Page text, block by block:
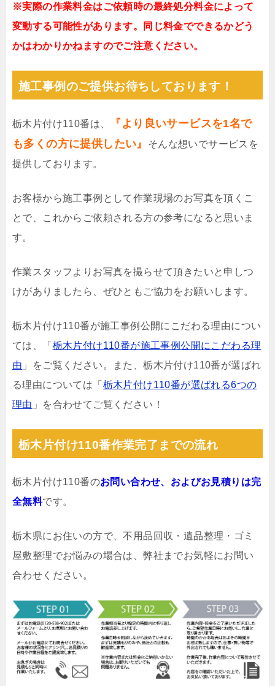
※実際の作業料金はご依頼時の最終処分料金によって
変動する可能性があります。同じ料金でできるかどう
かはわかりかねますのでご注意ください。
施工事例のご提供お待ちしております！
栃木片付け110番は、
『より良いサービスを1名で
も多くの方に提供したい』
そんな想いでサービスを
提供しております。
お客様から施工事例として作業現場のお写真を頂くこ
とで、これからご依頼される方の参考になると思いま
す。
作業スタッフよりお写真を撮らせて頂きたいと申しつ
けがありましたら、ぜひともご協力をお願いします。
栃木片付け110番が施工事例公開にこだわる理由につい
ては、「 栃木片付け110番が施工事例公開にこだわる理
由 」をご覧ください。また、栃木片付け110番が選ばれ
る理由については「 栃木片付け110番が選ばれる6つの
理由 」を合わせてご覧ください！
栃木片付け110番作業完了までの流れ
栃木片付け110番のお問い合わせ、およびお見積りは完
全無料です。
栃木県にお住いの方で、不用品回収・遺品整理・ゴミ
屋敷整理でお悩みの場合は、弊社までお気軽にお問い
合わせください。